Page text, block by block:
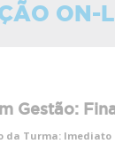
ON-
Gestão:
da Turma: Imediato